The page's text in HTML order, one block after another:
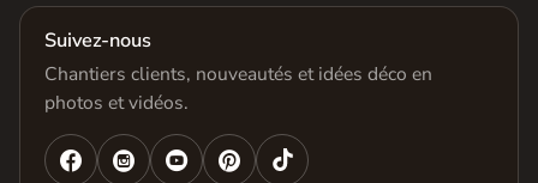
Suivez-nous
Chantiers clients, nouveautés et idées déco en
photos et vidéos.
   